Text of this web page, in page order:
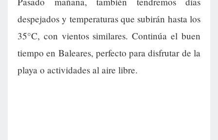
despejados y temperaturas que subirán hasta los
35°C, con vientos similares. Continúa el buen
tiempo en Baleares, perfecto para disfrutar de la
playa o actividades al aire libre.